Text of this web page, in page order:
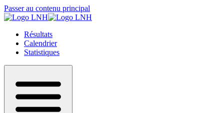
Passer au contenu principal
Résultats
Calendrier
Statistiques